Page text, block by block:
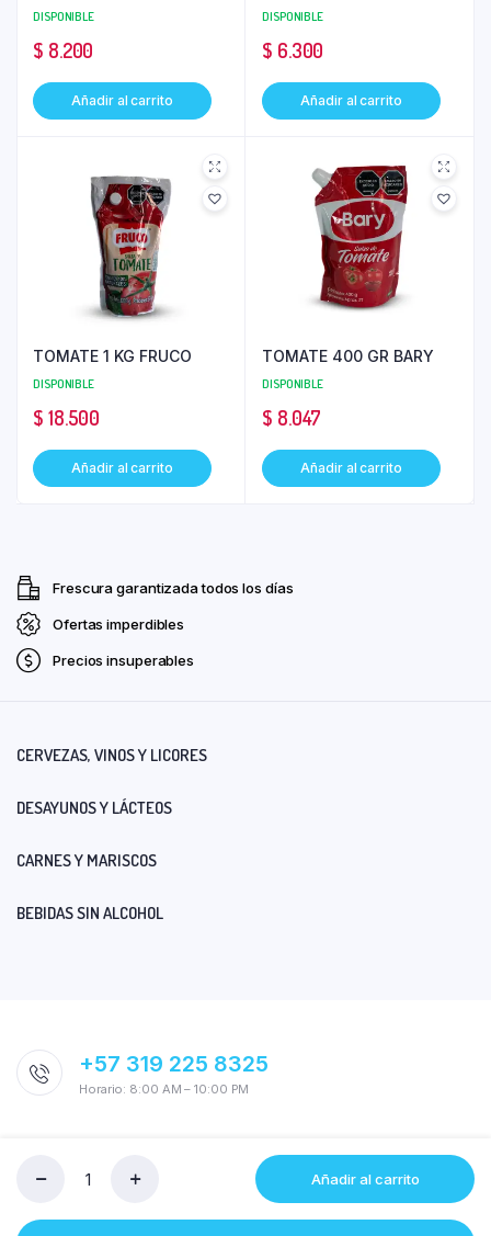
MAIZ
Añadir al carrito
DISPONIBLE
$ 8.200
Añadir al carrito
DISPONIBLE
$ 6.300
Añadir al carrito
TOMATE 1 KG FRUCO
DISPONIBLE
$ 18.500
Añadir al carrito
TOMATE 400 GR BARY
DISPONIBLE
$ 8.047
Añadir al carrito
Frescura garantizada todos los días
Ofertas imperdibles
Precios insuperables
CERVEZAS, VINOS Y LICORES
DESAYUNOS Y LÁCTEOS
CARNES Y MARISCOS
BEBIDAS SIN ALCOHOL
+57 319 225 8325
Horario: 8:00 AM – 10:00 PM